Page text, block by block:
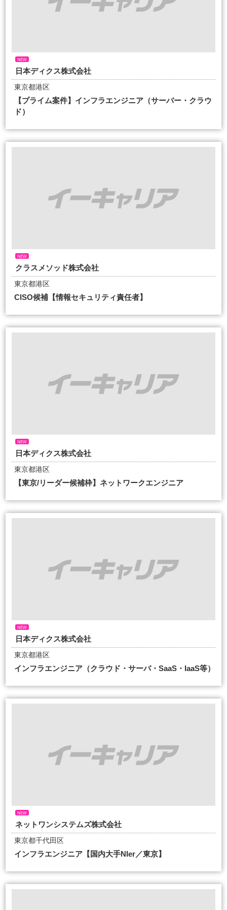
NEW
日本ディクス株式会社
東京都港区
【プライム案件】インフラエンジニア（サーバー・クラウ
ド）
NEW
クラスメソッド株式会社
東京都港区
CISO候補【情報セキュリティ責任者】
NEW
日本ディクス株式会社
東京都港区
【東京/リーダー候補枠】ネットワークエンジニア
NEW
日本ディクス株式会社
東京都港区
インフラエンジニア（クラウド・サーバ・SaaS・IaaS等）
NEW
ネットワンシステムズ株式会社
東京都千代田区
インフラエンジニア【国内大手NIer／東京】